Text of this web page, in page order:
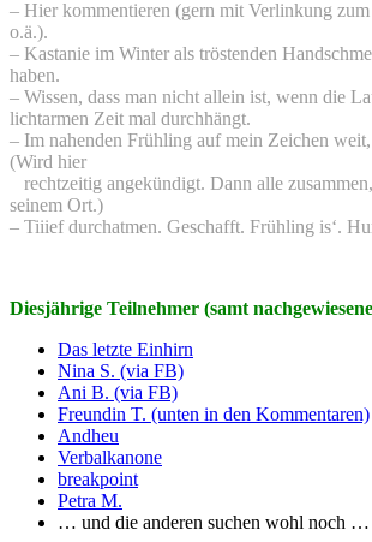
– Hier kommentieren (gern mit Verlinkung
o.ä.).
– Kastanie im Winter als tröstenden
haben.
– Wissen, dass man nicht allein ist, wenn die
lichtarmen Zeit mal durchhängt.
– Im nahenden Frühling auf mein Zeichen
(Wird hier
rechtzeitig angekündigt. Dann alle
seinem Ort.)
– Tiiief durchatmen. Geschafft. Frühling is‘.
Diesjährige Teilnehmer (samt
Das letzte Einhirn
Nina S. (via FB)
Ani B. (via FB)
Freundin T. (unten in den Kommentaren)
Andheu
Verbalkanone
breakpoint
Petra M.
… und die anderen suchen wohl noch …